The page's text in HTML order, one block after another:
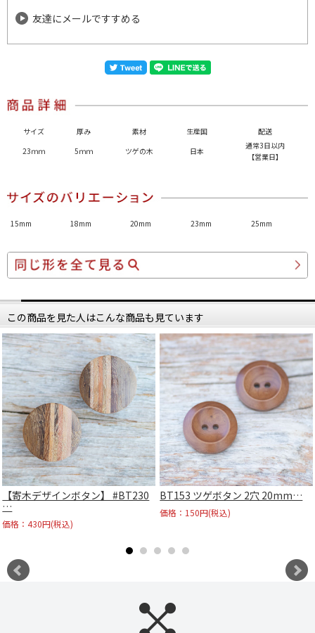
友達にメールですすめる
サイズ 厚み 素材 生産国
配送
23ｍｍ
5ｍｍ ツゲの木 日本
通常3日以内
【営業日】
15mm 18mm 20mm 23mm 25mm
この商品を見た人はこんな商品も見ています
【寄木デザインボタン】 #BT230
…
価格：430円(税込)
BT153 ツゲボタン 2穴 20mm…
価格：150円(税込)